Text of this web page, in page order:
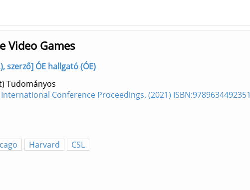
Video Games
szerző] ÓE hallgató (ÓE)
Tudományos
Conference Proceedings. (2021) ISBN:9789634492351
Harvard CSL